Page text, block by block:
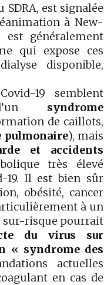
est signalée
à New-
généralement
qui expose ces
disponible,
19 semblent
syndrome
de caillots,
pulmonaire), mais
et accidents
très élevé
19. Il est bien sûr
obésité, cancer
à un
sur-risque pourrait
du virus sur
« syndrome des
actuelles
en cas de